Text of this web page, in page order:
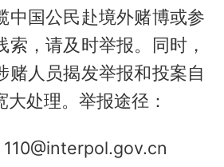
中国公民赴境外赌博或参
索，请及时举报。同时，
赌人员揭发举报和投案自
处理。举报途径：